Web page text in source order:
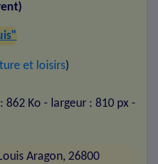
et loisirs)
862 Ko - largeur : 810 px -
Aragon, 26800